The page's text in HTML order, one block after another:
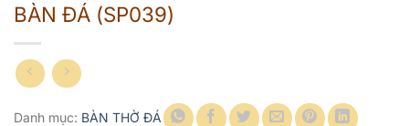
BÀN ĐÁ (SP039)
Danh mục: BÀN THỜ ĐÁ